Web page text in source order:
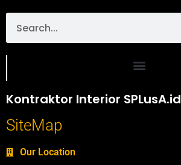
Kontraktor Interior SPLusA.id
SiteMap
Our Location